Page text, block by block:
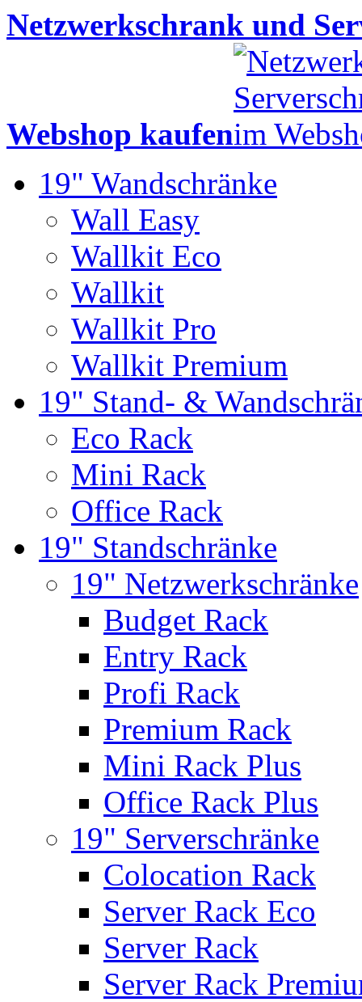
Netzwerkschrank und
Webshop kaufen
19" Wandschränke
Wall Easy
Wallkit Eco
Wallkit
Wallkit Pro
Wallkit Premium
19" Stand- &
Eco Rack
Mini Rack
Office Rack
19" Standschränke
19" Netzwerkschränke
Budget Rack
Entry Rack
Profi Rack
Premium Rack
Mini Rack Plus
Office Rack Plus
19" Serverschränke
Colocation Rack
Server Rack Eco
Server Rack
Server Rack